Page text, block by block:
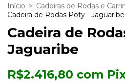
Início > Cadeiras de Rodas e
Cadeira de Rodas Poty - Jaguaribe
Cadeira de
Jaguaribe
R$2.416,80 com